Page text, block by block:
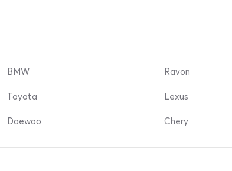
BMW
Toyota
Daewoo
Ravon
Lexus
Chery